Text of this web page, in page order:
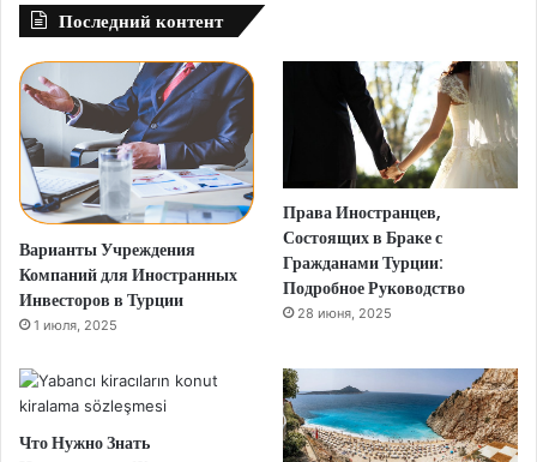
Последний контент
Варианты Учреждения
Компаний для Иностранных
Инвесторов в Турции
1 июля, 2025
Права Иностранцев,
Состоящих в Браке с
Гражданами Турции:
Подробное Руководство
28 июня, 2025
Что Нужно Знать